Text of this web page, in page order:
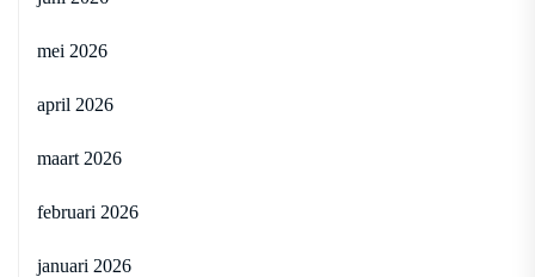
mei 2026
april 2026
maart 2026
februari 2026
januari 2026